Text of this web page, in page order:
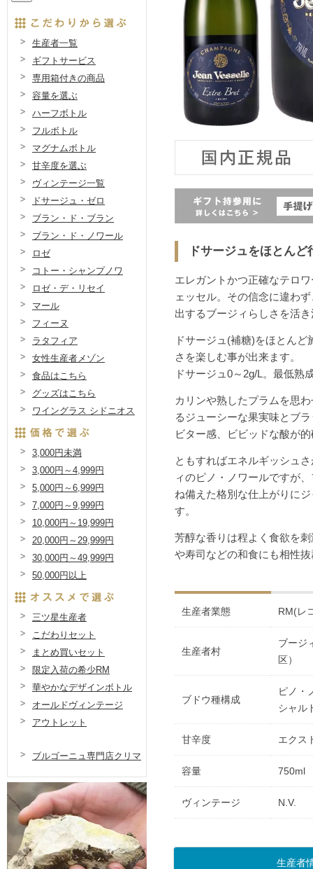
ドサージュをほとん
エレガントかつ正確なテロ
ェッセル。その信念に違わ
出するブージィらしさを活
ドサージュ(補糖)をほとん
さを楽しむ事が出来ます。
ドサージュ0～2g/L。最低熟
カリンや熟したプラムを思
るジューシーな果実味とブ
ビター感、ビビッドな酸が
ともすればエネルギッシュ
ィのピノ・ノワールですが
ね備えた格別な仕上がりに
す。
芳醇な香りは程よく食欲を
や寿司などの和食にも相性
生産者業態 RM(レ
生産者村
ブージ
区）
ブドウ種構成
ピノ・
シャル
甘辛度 エクス
容量 750ml
ヴィンテージ N.V.
生産者
生産者一覧
ギフトサービス
専用箱付きの商品
容量を選ぶ
ハーフボトル
フルボトル
マグナムボトル
甘辛度を選ぶ
ヴィンテージ一覧
ドサージュ・ゼロ
ブラン・ド・ブラン
ブラン・ド・ノワール
ロゼ
コトー・シャンプノワ
ロゼ・デ・リセイ
マール
フィーヌ
ラタフィア
女性生産者メゾン
食品はこちら
グッズはこちら
ワイングラス シドニオス
3,000円未満
3,000円～4,999円
5,000円～6,999円
7,000円～9,999円
10,000円～19,999円
20,000円～29,999円
30,000円～49,999円
50,000円以上
三ツ星生産者
こだわりセット
まとめ買いセット
限定入荷の希少RM
華やかなデザインボトル
オールドヴィンテージ
アウトレット
ブルゴーニュ専門店クリマ